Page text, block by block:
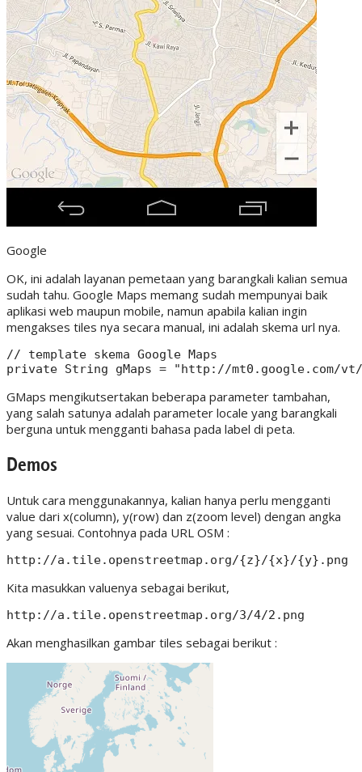
Google
OK, ini adalah layanan pemetaan yang barangkali kalian semua
sudah tahu. Google Maps memang sudah mempunyai baik
aplikasi web maupun mobile, namun apabila kalian ingin
mengakses tiles nya secara manual, ini adalah skema url nya.
// template skema Google Maps
GMaps mengikutsertakan beberapa parameter tambahan,
yang salah satunya adalah parameter locale yang barangkali
berguna untuk mengganti bahasa pada label di peta.
Demos
Untuk cara menggunakannya, kalian hanya perlu mengganti
value dari x(column), y(row) dan z(zoom level) dengan angka
yang sesuai. Contohnya pada URL OSM :
http://a.tile.openstreetmap.org/{z}/{x}/{y}.png
Kita masukkan valuenya sebagai berikut,
http://a.tile.openstreetmap.org/3/4/2.png
Akan menghasilkan gambar tiles sebagai berikut :